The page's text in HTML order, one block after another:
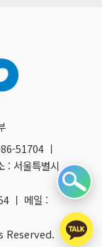
51704 ㅣ
: 서울특별시
ㅣ 메일 :
Reserved.